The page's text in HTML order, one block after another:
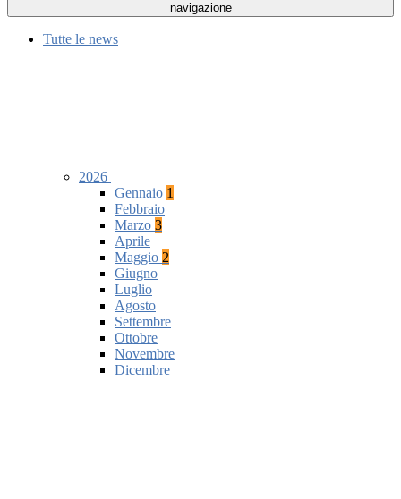
navigazione
Tutte le news
2026
Gennaio 1
Febbraio
Marzo 3
Aprile
Maggio 2
Giugno
Luglio
Agosto
Settembre
Ottobre
Novembre
Dicembre